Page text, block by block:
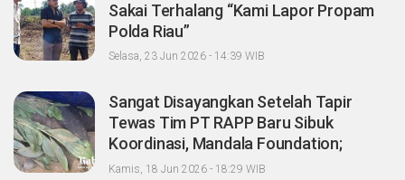
Sakai Terhalang “Kami Lapor Propam
Polda Riau”
Selasa, 23 Jun 2026 - 14:39 WIB
Sangat Disayangkan Setelah Tapir
Tewas Tim PT RAPP Baru Sibuk
Koordinasi, Mandala Foundation;
Tanggung Jawab Pemegang Konsesi
Kamis, 18 Jun 2026 - 18:29 WIB